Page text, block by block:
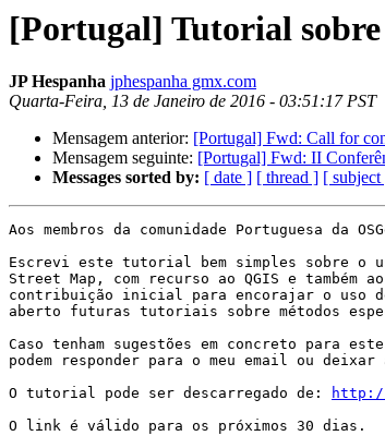
[Portugal] Tutorial
JP Hespanha jphespanha gmx.com
Quarta-Feira, 13 de Janeiro de 2016 - 03:51:17 PST
Mensagem anterior: [Portugal] Fwd: Call for
Mensagem seguinte: [Portugal] Fwd: II
Messages sorted by: [ date ] [ thread ] [ subject
Aos membros da comunidade Portuguesa da
Escrevi este tutorial bem simples sobre o
Street Map, com recurso ao QGIS e também
contribuição inicial para encorajar o uso
aberto futuras tutoriais sobre métodos
Caso tenham sugestões em concreto para
podem responder para o meu email ou deixar
O tutorial pode ser descarregado de:
http://
O link é válido para os próximos 30 dias.